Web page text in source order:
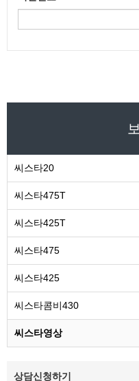
씨스타20
씨스타475T
씨스타425T
씨스타475
씨스타425
씨스타콤비430
씨스타영상
상담신청하기